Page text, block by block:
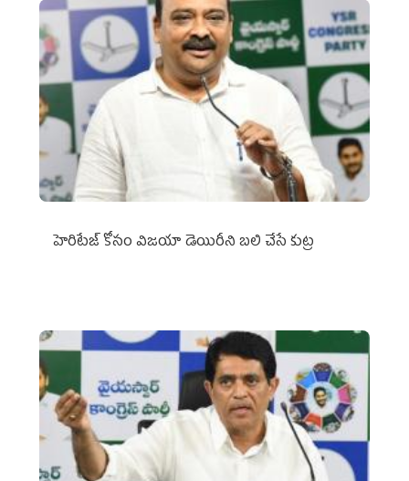
హెరిటేజ్ కోసం విజయా డెయిరీని బలి చేసే కుట్ర‌